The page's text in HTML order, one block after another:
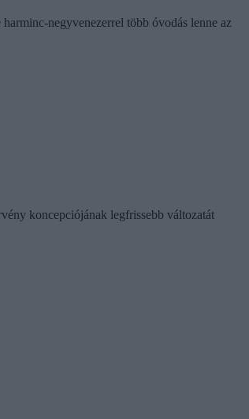
negyvenezerrel több óvodás lenne az
koncepciójának legfrissebb változatát